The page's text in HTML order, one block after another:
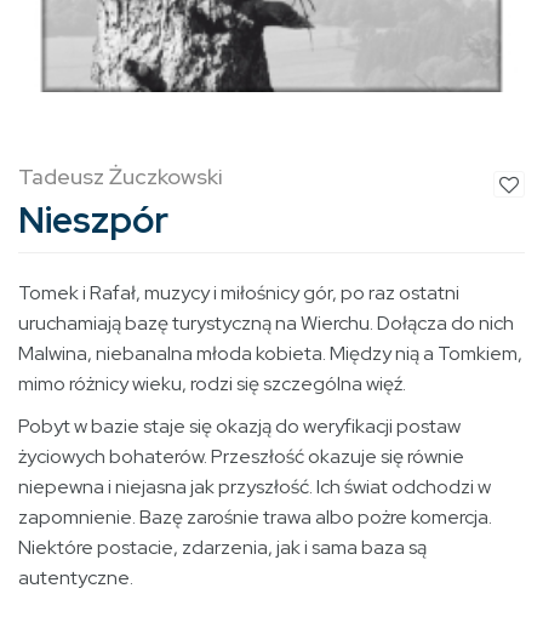
Tadeusz Żuczkowski
Nieszpór
Tomek i Rafał, muzycy i miłośnicy gór, po raz ostatni
uruchamiają bazę turystyczną na Wierchu. Dołącza do nich
Malwina, niebanalna młoda kobieta. Między nią a Tomkiem,
mimo różnicy wieku, rodzi się szczególna więź.
Pobyt w bazie staje się okazją do weryfikacji postaw
życiowych bohaterów. Przeszłość okazuje się równie
niepewna i niejasna jak przyszłość. Ich świat odchodzi w
zapomnienie. Bazę zarośnie trawa albo pożre komercja.
Niektóre postacie, zdarzenia, jak i sama baza są
autentyczne.